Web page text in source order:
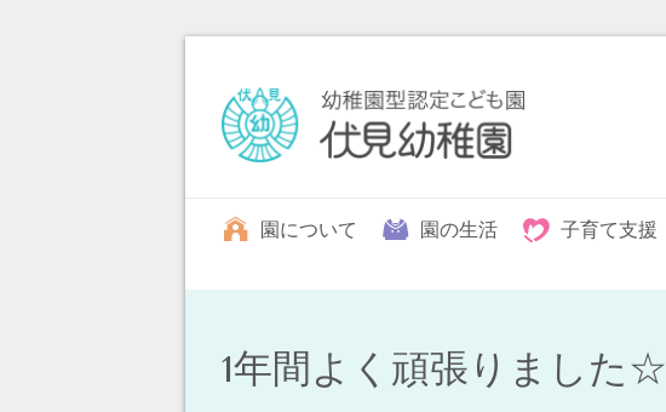
園について 園の生活 子育て支援
1年間よく頑張りました☆